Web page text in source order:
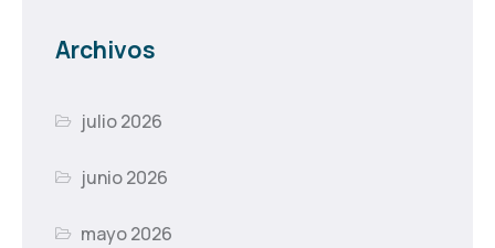
Archivos
julio 2026
junio 2026
mayo 2026